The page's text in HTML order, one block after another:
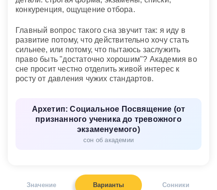
конкуренция, ощущение отбора.
Главный вопрос такого сна звучит так: я иду в
развитие потому, что действительно хочу стать
сильнее, или потому, что пытаюсь заслужить
право быть "достаточно хорошим"? Академия во
сне просит честно отделить живой интерес к
росту от давления чужих стандартов.
Архетип: Социальное Посвящение (от
признанного ученика до тревожного
экзаменуемого)
сон об академии
Значение Варианты Сонники